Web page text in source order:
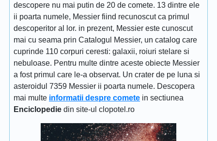
descopere nu mai putin de 20 de comete. 13 dintre ele
ii poarta numele, Messier fiind recunoscut ca primul
descoperitor al lor. in prezent, Messier este cunoscut
mai cu seama prin Catalogul Messier, un catalog care
cuprinde 110 corpuri ceresti: galaxii, roiuri stelare si
nebuloase. Pentru multe dintre aceste obiecte Messier
a fost primul care le-a observat. Un crater de pe luna si
asteroidul 7359 Messier ii poarta numele. Descopera
mai multe informatii despre comete in sectiunea
Enciclopedie din site-ul clopotel.ro